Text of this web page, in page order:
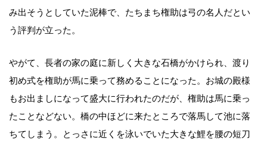
み出そうとしていた泥棒で、たちまち権助は弓の名人だとい
う評判が立った。
やがて、長者の家の庭に新しく大きな石橋がかけられ、渡り
初め式を権助が馬に乗って務めることになった。お城の殿様
もお出ましになって盛大に行われたのだが、権助は馬に乗っ
たことなどない。橋の中ほどに来たところで落馬して池に落
ちてしまう。とっさに近くを泳いでいた大きな鯉を腰の短刀